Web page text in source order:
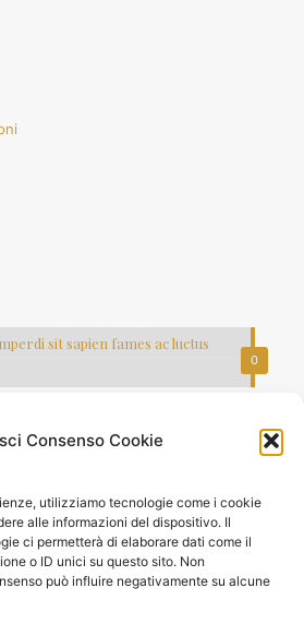
Consenso Cookie
utilizziamo tecnologie come i cookie
alle informazioni del dispositivo. Il
ci permetterà di elaborare dati come il
o ID unici su questo sito. Non
può influire negativamente su alcune
0
sit sapien fames ac luctus
volutpat laoreet
0